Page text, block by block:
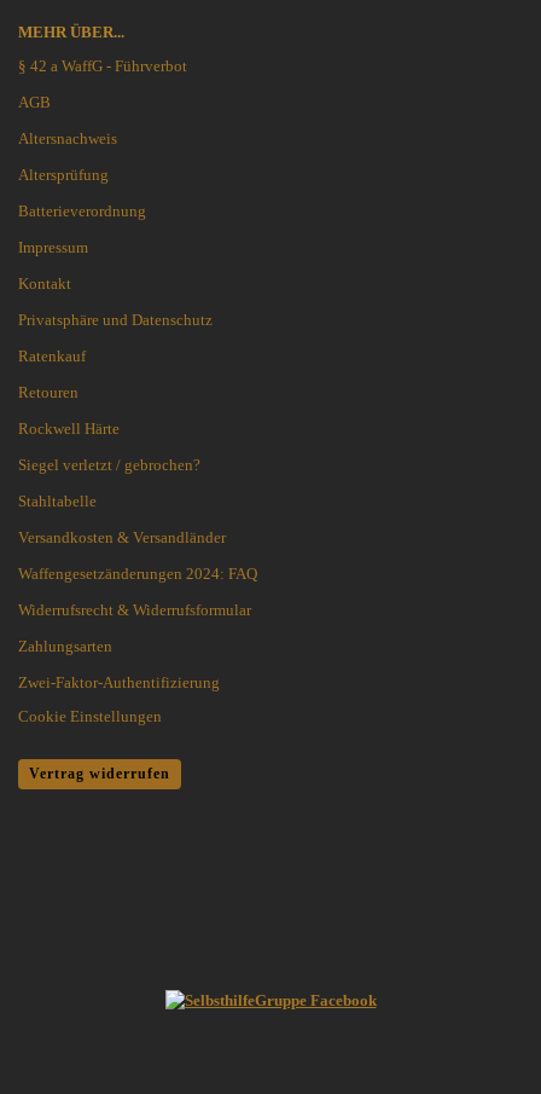
MEHR ÜBER...
§ 42 a WaffG - Führverbot
AGB
Altersnachweis
Altersprüfung
Batterieverordnung
Impressum
Kontakt
Privatsphäre und Datenschutz
Ratenkauf
Retouren
Rockwell Härte
Siegel verletzt / gebrochen?
Stahltabelle
Versandkosten & Versandländer
Waffengesetzänderungen 2024: FAQ
Widerrufsrecht & Widerrufsformular
Zahlungsarten
Zwei-Faktor-Authentifizierung
Cookie Einstellungen
Vertrag widerrufen